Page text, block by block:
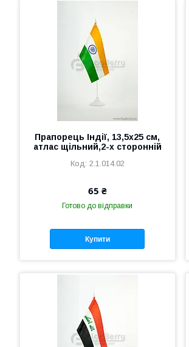
Прапорець Індії, 13,5х25 см,
атлас щільний,2-х сторонній
2.1.014.02
65 ₴
Готово до відправки
Купити